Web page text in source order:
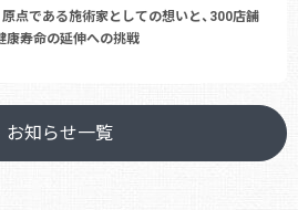
原点である施術家としての想いと、300店舗
康寿命の延伸への挑戦
お知らせ一覧